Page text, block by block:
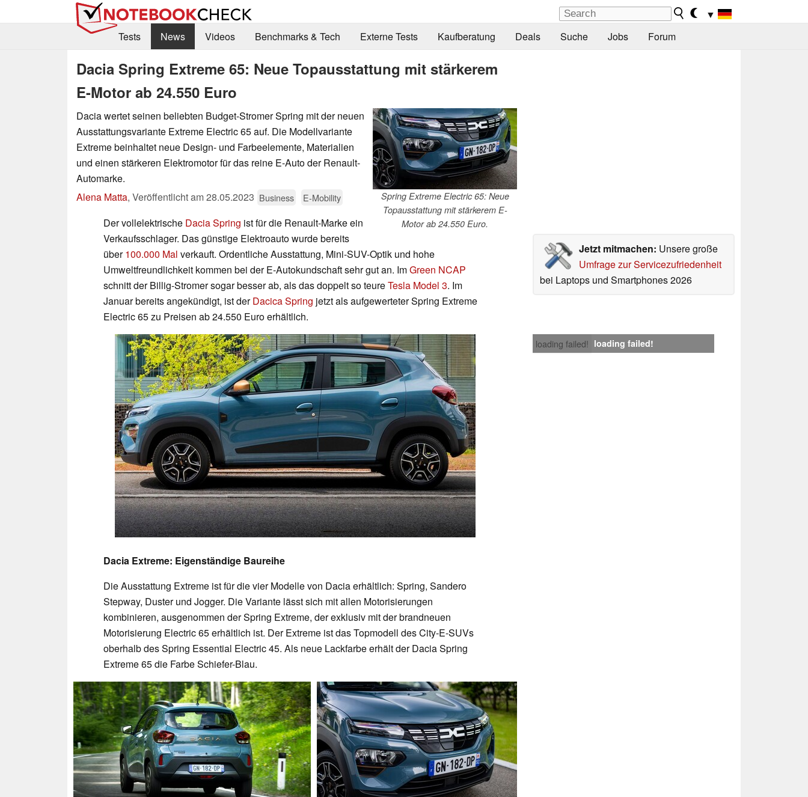
▼
Tests
News Videos Benchmarks & Tech Externe Tests Kaufberatung Deals Suche Jobs Forum
Dacia Spring Extreme 65: Neue Topausstattung mit stärkerem
E-Motor ab 24.550 Euro
Spring Extreme Electric 65: Neue
Topausstattung mit stärkerem E-
Motor ab 24.550 Euro.
Dacia wertet seinen beliebten Budget-Stromer Spring mit der neuen
Ausstattungsvariante Extreme Electric 65 auf. Die Modellvariante
Extreme beinhaltet neue Design- und Farbeelemente, Materialien
und einen stärkeren Elektromotor für das reine E-Auto der Renault-
Automarke.
Alena Matta, Veröffentlicht am28.05.2023 Business E-Mobility
Jetzt mitmachen: Unsere große
Umfrage zur Servicezufriedenheit
bei Laptops und Smartphones 2026
Der vollelektrische Dacia Spring ist für die Renault-Marke ein
Verkaufsschlager. Das günstige Elektroauto wurde bereits
über100.000 Mal verkauft. Ordentliche Ausstattung, Mini-SUV-Optik und hohe
Umweltfreundlichkeit kommen bei der E-Autokundschaft sehr gut an. ImGreen NCAP
schnitt der Billig-Stromer sogar besser ab, als das doppelt so teureTesla Model 3. Im
Januar bereits angekündigt, ist derDacica Spring jetzt als aufgewerteter Spring Extreme
Electric 65 zu Preisen ab 24.550 Euro erhältlich.
loading failed! loading failed!
Dacia Extreme: Eigenständige Baureihe
Die Ausstattung Extreme ist für die vier Modelle von Dacia erhältlich: Spring, Sandero
Stepway, Duster und Jogger. Die Variante lässt sich mit allen Motorisierungen
kombinieren, ausgenommen der Spring Extreme, der exklusiv mit der brandneuen
Motorisierung Electric 65 erhältlich ist. Der Extreme ist das Topmodell des City-E-SUVs
oberhalb des Spring Essential Electric 45. Als neue Lackfarbe erhält der Dacia Spring
Extreme 65 die Farbe Schiefer-Blau.